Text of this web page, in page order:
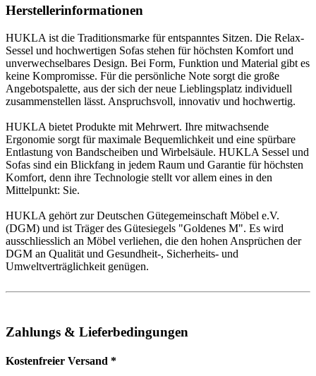
Herstellerinformationen
HUKLA ist die Traditionsmarke für entspanntes Sitzen. Die Relax-
Sessel und hochwertigen Sofas stehen für höchsten Komfort und
unverwechselbares Design. Bei Form, Funktion und Material gibt es
keine Kompromisse. Für die persönliche Note sorgt die große
Angebotspalette, aus der sich der neue Lieblingsplatz individuell
zusammenstellen lässt. Anspruchsvoll, innovativ und hochwertig.
HUKLA bietet Produkte mit Mehrwert. Ihre mitwachsende
Ergonomie sorgt für maximale Bequemlichkeit und eine spürbare
Entlastung von Bandscheiben und Wirbelsäule. HUKLA Sessel und
Sofas sind ein Blickfang in jedem Raum und Garantie für höchsten
Komfort, denn ihre Technologie stellt vor allem eines in den
Mittelpunkt: Sie.
HUKLA gehört zur Deutschen Gütegemeinschaft Möbel e.V.
(DGM) und ist Träger des Gütesiegels "Goldenes M". Es wird
ausschliesslich an Möbel verliehen, die den hohen Ansprüchen der
DGM an Qualität und Gesundheit-, Sicherheits- und
Umweltverträglichkeit genügen.
Zahlungs & Lieferbedingungen
Kostenfreier Versand *